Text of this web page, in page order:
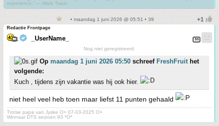
experience.” ― Mark Twain.
• maandag 1 juni 2026 @ 05:51 • 39
Redactie Frontpage
_UserName_
Nog niet geregistreerd.
Op maandag 1 juni 2026 05:50 schreef FreshFruithet
volgende:
Kuch , tijdens zijn vakantie was hij ook hier.
niet heel veel heb toen maar liefst 11 punten gehaald
Trotse papa van Jyske O+ 07-03-2025 O+
Winnaar DTS seizoen 93 *O*